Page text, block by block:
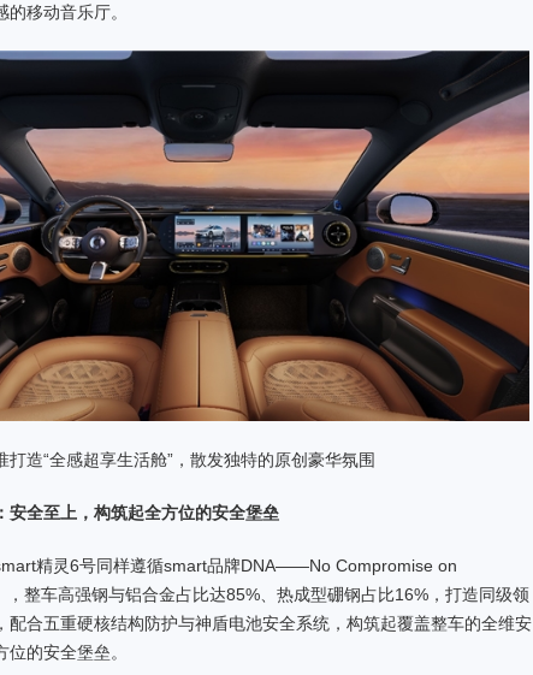
移动音乐厅。
打造“全感超享生活舱”，散发独特的原创豪华氛围
安全至上，构筑起全方位的安全堡垒
精灵6号同样遵循smart品牌DNA——No Compromise on
，整车高强钢与铝合金占比达85%、热成型硼钢占比16%，打造同级领
配合五重硬核结构防护与神盾电池安全系统，构筑起覆盖整车的全维安
的安全堡垒。